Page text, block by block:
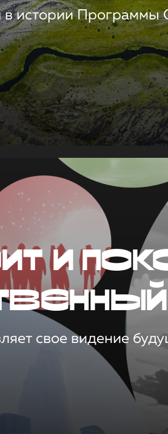
в истории
и
свое видение